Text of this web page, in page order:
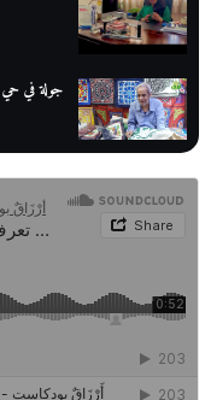
جولة في حي
عم عوض|
أقدم